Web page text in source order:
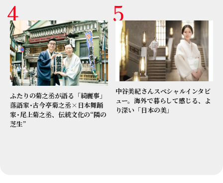
ふたりの菊之丞が語る「綺麗事」
落語家･古今亭菊之丞×日本舞踊
家･尾上菊之丞、伝統文化の“隣の
芝生”
中谷美紀さんスペシャルインタビ
ュー。海外で暮らして感じる、よ
り深い「日本の美」